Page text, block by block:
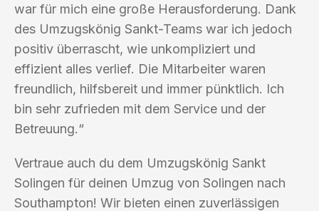
war für mich eine große Herausforderung. Dank
des Umzugskönig Sankt-Teams war ich jedoch
positiv überrascht, wie unkompliziert und
effizient alles verlief. Die Mitarbeiter waren
freundlich, hilfsbereit und immer pünktlich. Ich
bin sehr zufrieden mit dem Service und der
Betreuung.“
Vertraue auch du dem Umzugskönig Sankt
Solingen für deinen Umzug von Solingen nach
Southampton! Wir bieten einen zuverlässigen